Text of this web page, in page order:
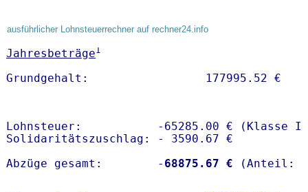
ausführlicher Lohnsteuerrechner auf rechner24.info
Jahresbeträge1
Lohnsteuer:           -65285.00 € (Klasse I)
Solidaritätszuschlag: - 3590.67 €
Abzüge gesamt:        - 68875.67 €